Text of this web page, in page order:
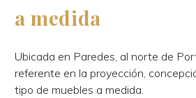
a medida
Ubicada en Paredes, al norte de
referente en la proyección,
tipo de muebles a medida.